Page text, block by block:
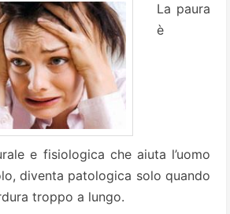
La paura
è
e fisiologica che aiuta l’uomo
diventa patologica solo quando
troppo a lungo.